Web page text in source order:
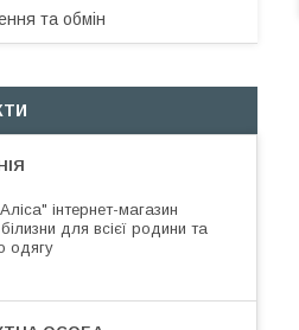
та обмін
інтернет-магазин
для всієї родини та
одягу